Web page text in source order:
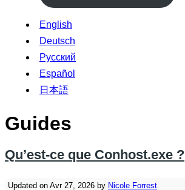
English
Deutsch
Русский
Español
日本語
Guides
Qu’est-ce que Conhost.exe ?
Updated on Avr 27, 2026 by Nicole Forrest